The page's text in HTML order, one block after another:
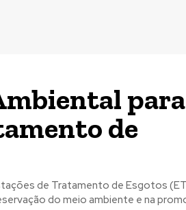
para
de
do meio ambiente e na